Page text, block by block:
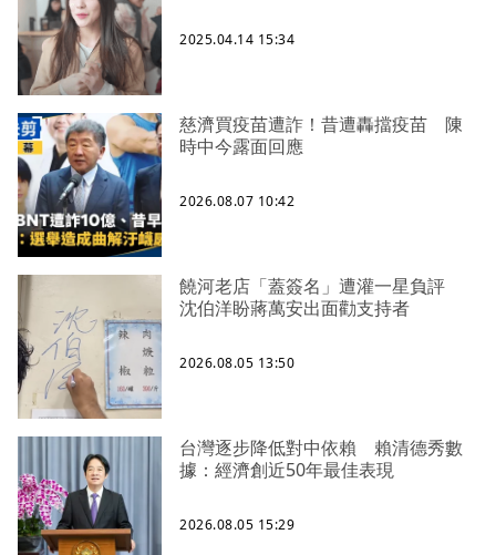
2025.04.14 15:34
慈濟買疫苗遭詐！昔遭轟擋疫苗 陳
時中今露面回應
2026.08.07 10:42
饒河老店「蓋簽名」遭灌一星負評
沈伯洋盼蔣萬安出面勸支持者
2026.08.05 13:50
台灣逐步降低對中依賴 賴清德秀數
據：經濟創近50年最佳表現
2026.08.05 15:29